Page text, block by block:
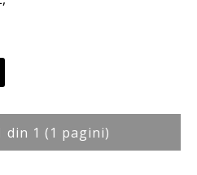
din 1 (1 pagini)